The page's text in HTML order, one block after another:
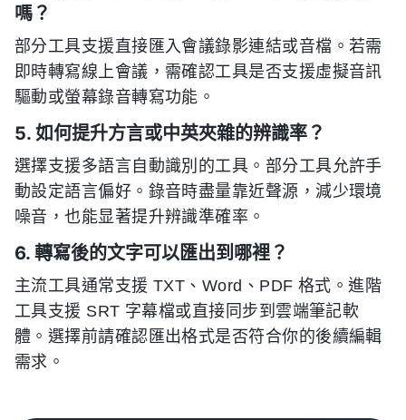
嗎？
部分工具支援直接匯入會議錄影連結或音檔。若需
即時轉寫線上會議，需確認工具是否支援虛擬音訊
驅動或螢幕錄音轉寫功能。
5. 如何提升方言或中英夾雜的辨識率？
選擇支援多語言自動識別的工具。部分工具允許手
動設定語言偏好。錄音時盡量靠近聲源，減少環境
噪音，也能显著提升辨識準確率。
6. 轉寫後的文字可以匯出到哪裡？
主流工具通常支援 TXT、Word、PDF 格式。進階
工具支援 SRT 字幕檔或直接同步到雲端筆記軟
體。選擇前請確認匯出格式是否符合你的後續編輯
需求。